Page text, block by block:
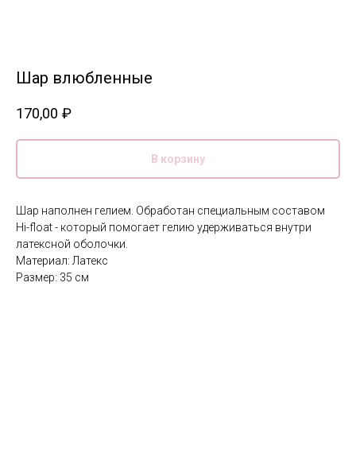
Шар влюбленные
170,00 ₽
В корзину
Шар наполнен гелием. Обработан специальным составом
Hi-float - который помогает гелию удерживаться внутри
латексной оболочки.
Материал: Латекс
Размер: 35 см